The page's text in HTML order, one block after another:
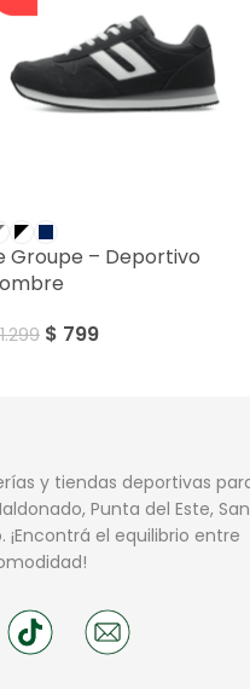
Groupe – Deportivo
$ 799
y tiendas deportivas
Punta del Este, San
¡Encontrá el equilibrio entre